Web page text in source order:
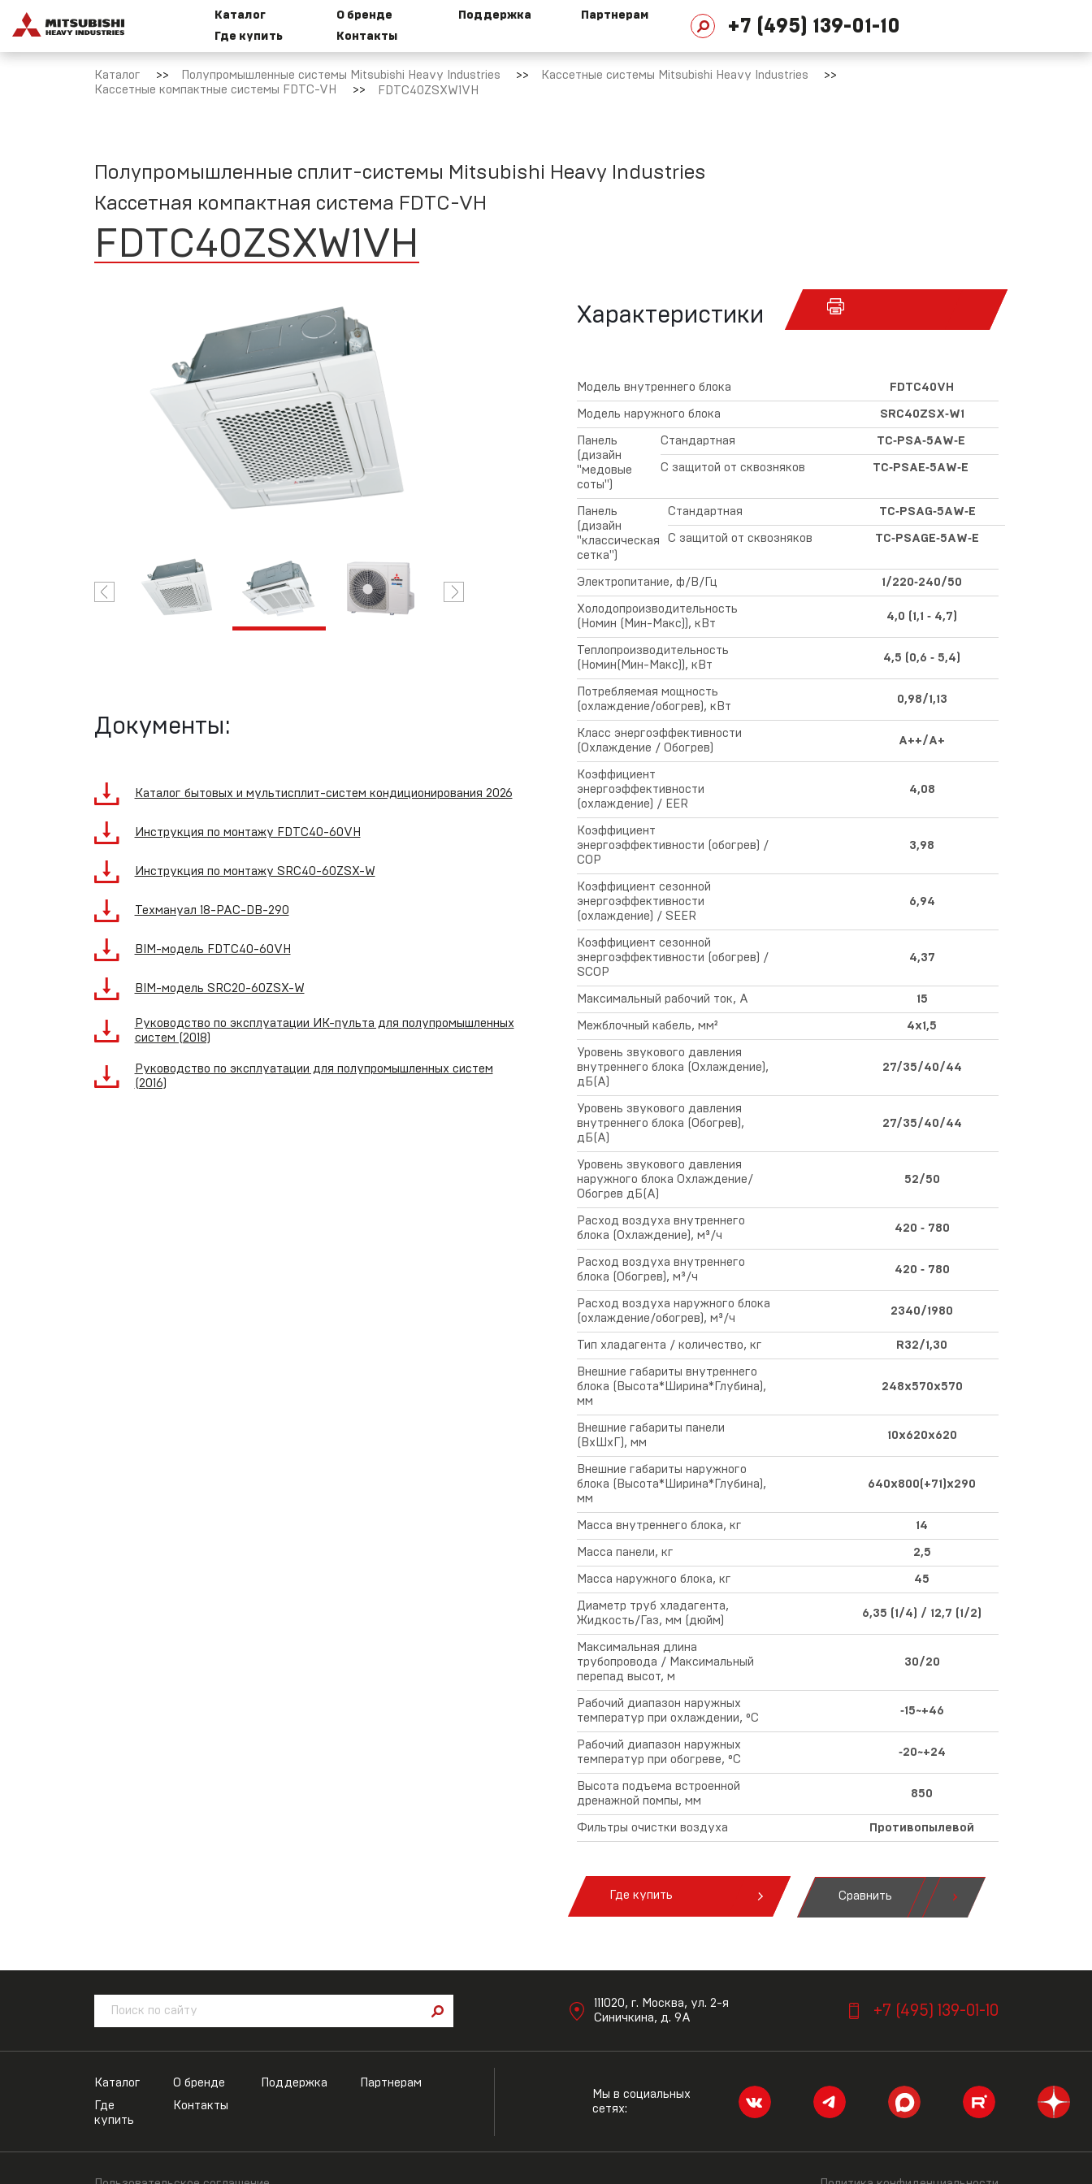
Каталог
Бытовые
сплит-
Мультисплит-
VRF-системы
R32 Mitsubishi
Heavy
Industries
VRF-системы
R410A
Mitsubishi
Heavy
О бренде
История
компании
MHI сегодня
Новости
Поддержка
Техническая
библиотека
Техническая
поддержка
Ремонт и сервис
Партнерам
Где купить
Контакты +7 (495) 139-01-10
Каталог Полупромышленные системы Mitsubishi Heavy Industries
Кассетные системы Mitsubishi Heavy Industries
Кассетные компактные системы FDTC-VH
FDTC40ZSXW1VH
Полупромышленные сплит-системы Mitsubishi Heavy Industries
Кассетная компактная система FDTC-VH
FDTC40ZSXW1VH
Характеристики
Модель внутреннего блока FDTC40VH
Модель наружного блока SRC40ZSX‑W1
Панель
(дизайн
"медовые
соты")
Стандартная TC‑PSA‑5AW‑E
С защитой от сквозняков TC‑PSAE‑5AW‑E
Панель
(дизайн
"классическая
сетка")
Стандартная TC‑PSAG‑5AW‑E
С защитой от сквозняков TC‑PSAGE‑5AW‑E
Электропитание, ф/В/Гц 1/220‑240/50
Холодопроизводительность
(Номин (Мин-Макс)), кВт
4,0 (1,1 ‑ 4,7)
Теплопроизводительность
(Номин(Мин-Макс)), кВт
4,5 (0,6 ‑ 5,4)
Потребляемая мощность
(охлаждение/обогрев), кВт
0,98/1,13
Класс энергоэффективности
(Охлаждение / Обогрев)
A++/A+
Коэффициент
энергоэффективности
(охлаждение) / EER
4,08
Коэффициент
энергоэффективности (обогрев) /
COP
3,98
Коэффициент сезонной
энергоэффективности
(охлаждение) / SEER
6,94
Коэффициент сезонной
энергоэффективности (обогрев) /
SCOP
4,37
Максимальный рабочий ток, A 15
Межблочный кабель, мм² 4x1,5
Уровень звукового давления
внутреннего блока (Охлаждение),
дБ(А)
27/35/40/44
Уровень звукового давления
внутреннего блока (Обогрев),
дБ(А)
27/35/40/44
Уровень звукового давления
наружного блока Охлаждение/
Обогрев дБ(А)
52/50
Расход воздуха внутреннего
блока (Охлаждение), м³/ч
420 ‑ 780
Расход воздуха внутреннего
блока (Обогрев), м³/ч
420 ‑ 780
Расход воздуха наружного блока
(охлаждение/обогрев), м³/ч
2340/1980
Тип хладагента / количество, кг R32/1,30
Внешние габариты внутреннего
блока (Высота*Ширина*Глубина),
мм
248x570x570
Внешние габариты панели
(ВхШхГ), мм
10х620х620
Внешние габариты наружного
блока (Высота*Ширина*Глубина),
мм
640х800(+71)х290
Масса внутреннего блока, кг 14
Масса панели, кг 2,5
Масса наружного блока, кг 45
Диаметр труб хладагента,
Жидкость/Газ, мм (дюйм)
6,35 (1/4) / 12,7 (1/2)
Максимальная длина
трубопровода / Максимальный
перепад высот, м
30/20
Рабочий диапазон наружных
температур при охлаждении, °С
‑15~+46
Рабочий диапазон наружных
температур при обогреве, °С
‑20~+24
Высота подъема встроенной
дренажной помпы, мм
850
Фильтры очистки воздуха Противопылевой
Где купить Сравнить
Документы:
Каталог бытовых и мультисплит-систем кондиционирования 2026
Инструкция по монтажу FDTC40-60VH
Инструкция по монтажу SRC40-60ZSX-W
Техмануал 18-PAC-DB-290
BIM-модель FDTC40-60VH
BIM-модель SRC20-60ZSX-W
Руководство по эксплуатации ИК-пульта для полупромышленных
систем (2018)
Руководство по эксплуатации для полупромышленных систем
(2016)
111020, г. Москва, ул. 2-я
Синичкина, д. 9А
+7 (495) 139-01-10
Каталог О бренде Поддержка
Партнерам
Где
купить
Контакты
Мы в социальных
сетях: